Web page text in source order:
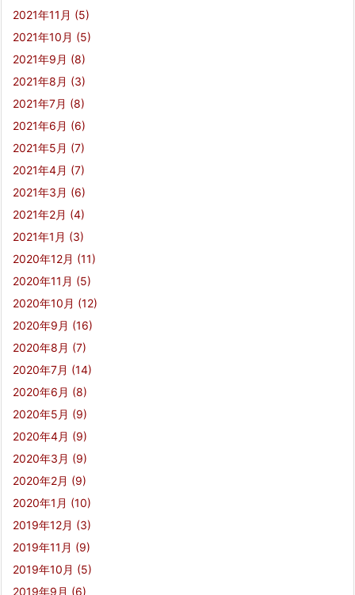
2021年11月 (5)
2021年10月 (5)
2021年9月 (8)
2021年8月 (3)
2021年7月 (8)
2021年6月 (6)
2021年5月 (7)
2021年4月 (7)
2021年3月 (6)
2021年2月 (4)
2021年1月 (3)
2020年12月 (11)
2020年11月 (5)
2020年10月 (12)
2020年9月 (16)
2020年8月 (7)
2020年7月 (14)
2020年6月 (8)
2020年5月 (9)
2020年4月 (9)
2020年3月 (9)
2020年2月 (9)
2020年1月 (10)
2019年12月 (3)
2019年11月 (9)
2019年10月 (5)
2019年9月 (6)